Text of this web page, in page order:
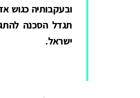
ובעקבותיה כגוש
תגדל הסכנה
ישראל.